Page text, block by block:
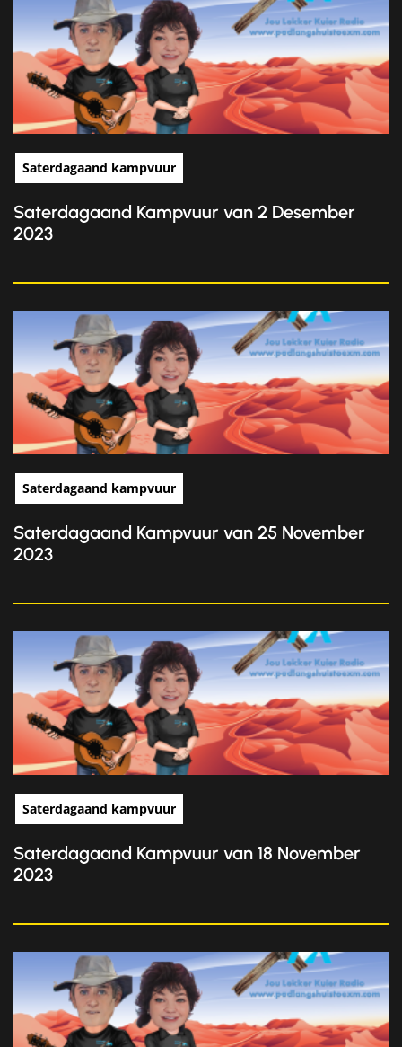
Saterdagaand kampvuur
Saterdagaand Kampvuur van 2 Desember
2023
Saterdagaand kampvuur
Saterdagaand Kampvuur van 25 November
2023
Saterdagaand kampvuur
Saterdagaand Kampvuur van 18 November
2023